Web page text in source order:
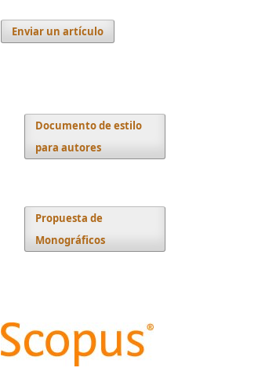
Enviar un artículo
Documento de estilo
para autores
Propuesta de
Monográficos